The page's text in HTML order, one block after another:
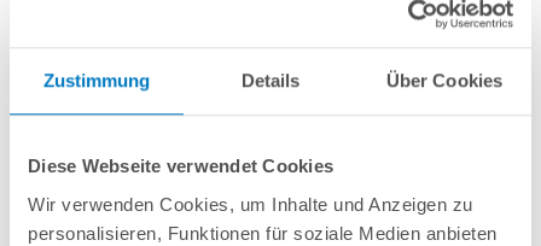
Zustimmung Details Über Cookies
Diese Webseite verwendet Cookies
Wir verwenden Cookies, um Inhalte und Anzeigen zu
personalisieren, Funktionen für soziale Medien anbieten
Weitere Informationen